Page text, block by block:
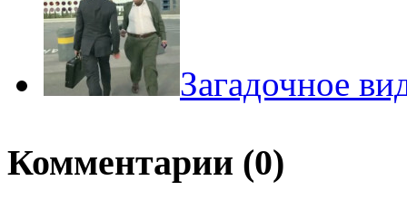
Загадочное
Комментарии (0)